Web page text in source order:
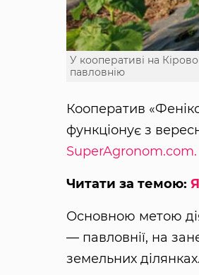
У кооперативі на
павловнію
Кооператив
функціонує з
SuperAgronom.com.
Читати за темою:
Основною метою
— павловнії, на
земельних ділянках.